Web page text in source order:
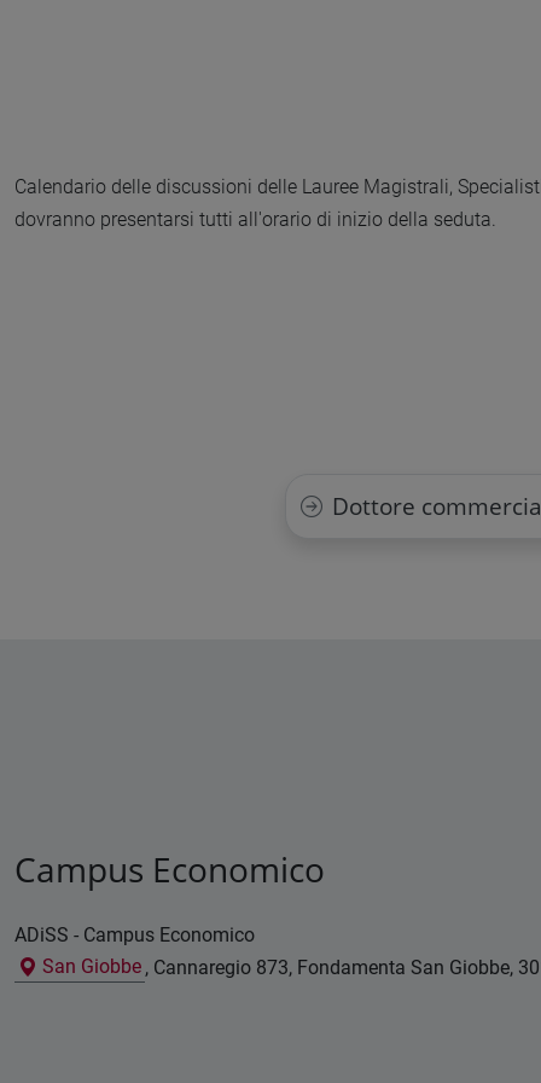
Calendario delle discussioni delle Lauree Magistrali,
dovranno presentarsi tutti all'orario di inizio della seduta.
Dottore
Campus Economico
ADiSS - Campus Economico
San Giobbe , Cannaregio 873, Fondamenta San Giobbe,